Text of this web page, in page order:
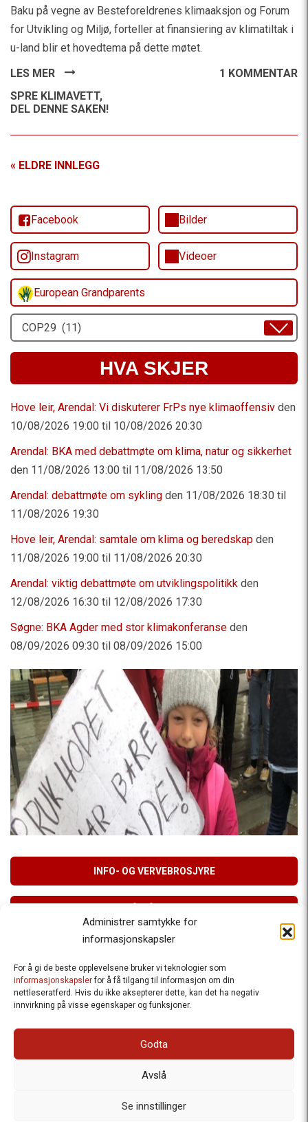
Administrer samtykke for
informasjonskapsler
For å gi de beste opplevelsene bruker vi teknologier som
informasjonskapslerfor å få tilgang til informasjon om din
nettleseratferd. Hvis du ikke aksepterer dette, kan det ha negativ
innvirkning på visse egenskaper og funksjoner.
Godta
Avslå
Se innstillinger
Baku på vegne av Besteforeldrenes klimaaksjon og Forum
for Utvikling og Miljø, forteller at finansiering av klimatiltak i
u-land blir et hovedtema på dette møtet.
LES MER
1 KOMMENTAR
SPRE KLIMAVETT,
DEL DENNE SAKEN!
« ELDRE INNLEGG
Facebook Bilder
Instagram Videoer
European Grandparents
Velg
Emne
HVA SKJER
Hove leir, Arendal: Vi diskuterer FrPs nye klimaoffensiv den
10/08/2026 19:00 til 10/08/2026 20:30
Arendal: BKA med debattmøte om klima, natur og sikkerhet
den 11/08/2026 13:00 til 11/08/2026 13:50
Arendal: debattmøte om sykling den 11/08/2026 18:30 til
11/08/2026 19:30
Hove leir, Arendal: samtale om klima og beredskap den
11/08/2026 19:00 til 11/08/2026 20:30
Arendal: viktig debattmøte om utviklingspolitikk den
12/08/2026 16:30 til 12/08/2026 17:30
Søgne: BKA Agder med stor klimakonferanse den
08/09/2026 09:30 til 08/09/2026 15:00
INFO- OG VERVEBROSJYRE
Besteforeldrenes klimaaksjon
Ansvarlig redaktør
: Halfdan Wiik |
: Postboks 1231 Vika, 0110 Oslo.
Organisasjonsnummer